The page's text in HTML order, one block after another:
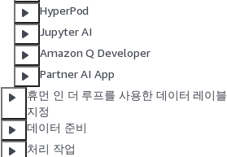
HyperPod
Jupyter AI
Amazon Q Developer
Partner AI App
휴먼 인 더 루프를 사용한 데이터 레이블
지정
데이터 준비
처리 작업